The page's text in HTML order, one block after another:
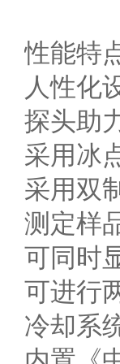
性能特
人性化
探头助
采用冰
采用双
测定样
可同时
可进行
冷却系